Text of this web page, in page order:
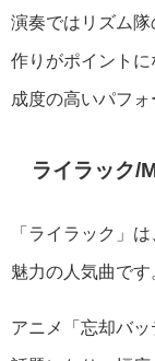
演奏ではリズム
作りがポイント
成度の高いパフォ
ライラック/
「ライラック」
魅力の人気曲です
アニメ「忘却バ